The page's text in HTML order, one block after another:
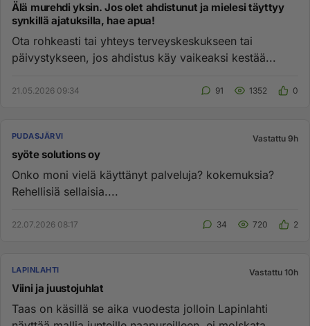
Älä murehdi yksin. Jos olet ahdistunut ja mielesi täyttyy
synkillä ajatuksilla, hae apua!
Ota rohkeasti tai yhteys terveyskeskukseen tai
päivystykseen, jos ahdistus käy vaikeaksi kestää...
21.05.2026 09:34 91 1352 0
PUDASJÄRVI Vastattu 9h
syöte solutions oy
Onko moni vielä käyttänyt palveluja? kokemuksia?
Rehellisiä sellaisia....
22.07.2026 08:17 34 720 2
LAPINLAHTI Vastattu 10h
Viini ja juustojuhlat
Taas on käsillä se aika vuodesta jolloin Lapinlahti